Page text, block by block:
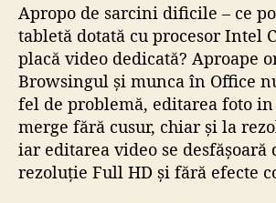
Apropo de sarcini dificile – ce
tabletă dotată cu procesor Intel
placă video dedicată? Aproape
Browsingul și munca în Office
fel de problemă, editarea foto in
merge fără cusur, chiar și la
iar editarea video se desfășoară
rezoluție Full HD și fără efecte